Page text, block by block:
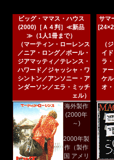
ビッグ・ママス・ハウス
(2000)［Ａ４判］≪新品
≫（1人1冊まで）
（マーティン・ローレンス
／ニア・ロング／ポール・
ジアマッティ／テレンス・
ハワード／ジャッシャ・ワ
シントン／アンソニー・ア
ンダーソン／エラ・ミッチ
ェル）
海外製作
(2000年
～)
2000年製
作（製作
国 アメリ
サマ
（
イ
ラ
ァ
ケ
オ